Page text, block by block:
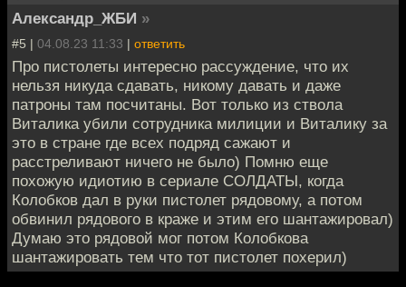
Александр_ЖБИ »
#5 | 04.08.23 11:33 | ответить
Про пистолеты интересно рассуждение, что их
нельзя никуда сдавать, никому давать и даже
патроны там посчитаны. Вот только из ствола
Виталика убили сотрудника милиции и Виталику за
это в стране где всех подряд сажают и
расстреливают ничего не было) Помню еще
похожую идиотию в сериале СОЛДАТЫ, когда
Колобков дал в руки пистолет рядовому, а потом
обвинил рядового в краже и этим его шантажировал)
Думаю это рядовой мог потом Колобкова
шантажировать тем что тот пистолет похерил)